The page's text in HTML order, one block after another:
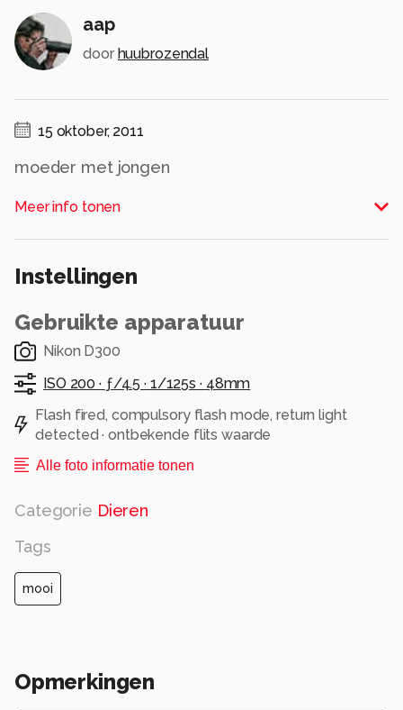
aap
door huubrozendal
15 oktober, 2011
moeder met jongen
Alle rechten voorbehouden
Meer info tonen
Instellingen
Gebruikte apparatuur
Nikon D300
ISO 200 · ƒ/4.5 · 1/125s · 48mm
Flash fired, compulsory flash mode, return light
detected · ontbekende flits waarde
Alle foto informatie tonen
Categorie Dieren
Tags
mooi
Opmerkingen